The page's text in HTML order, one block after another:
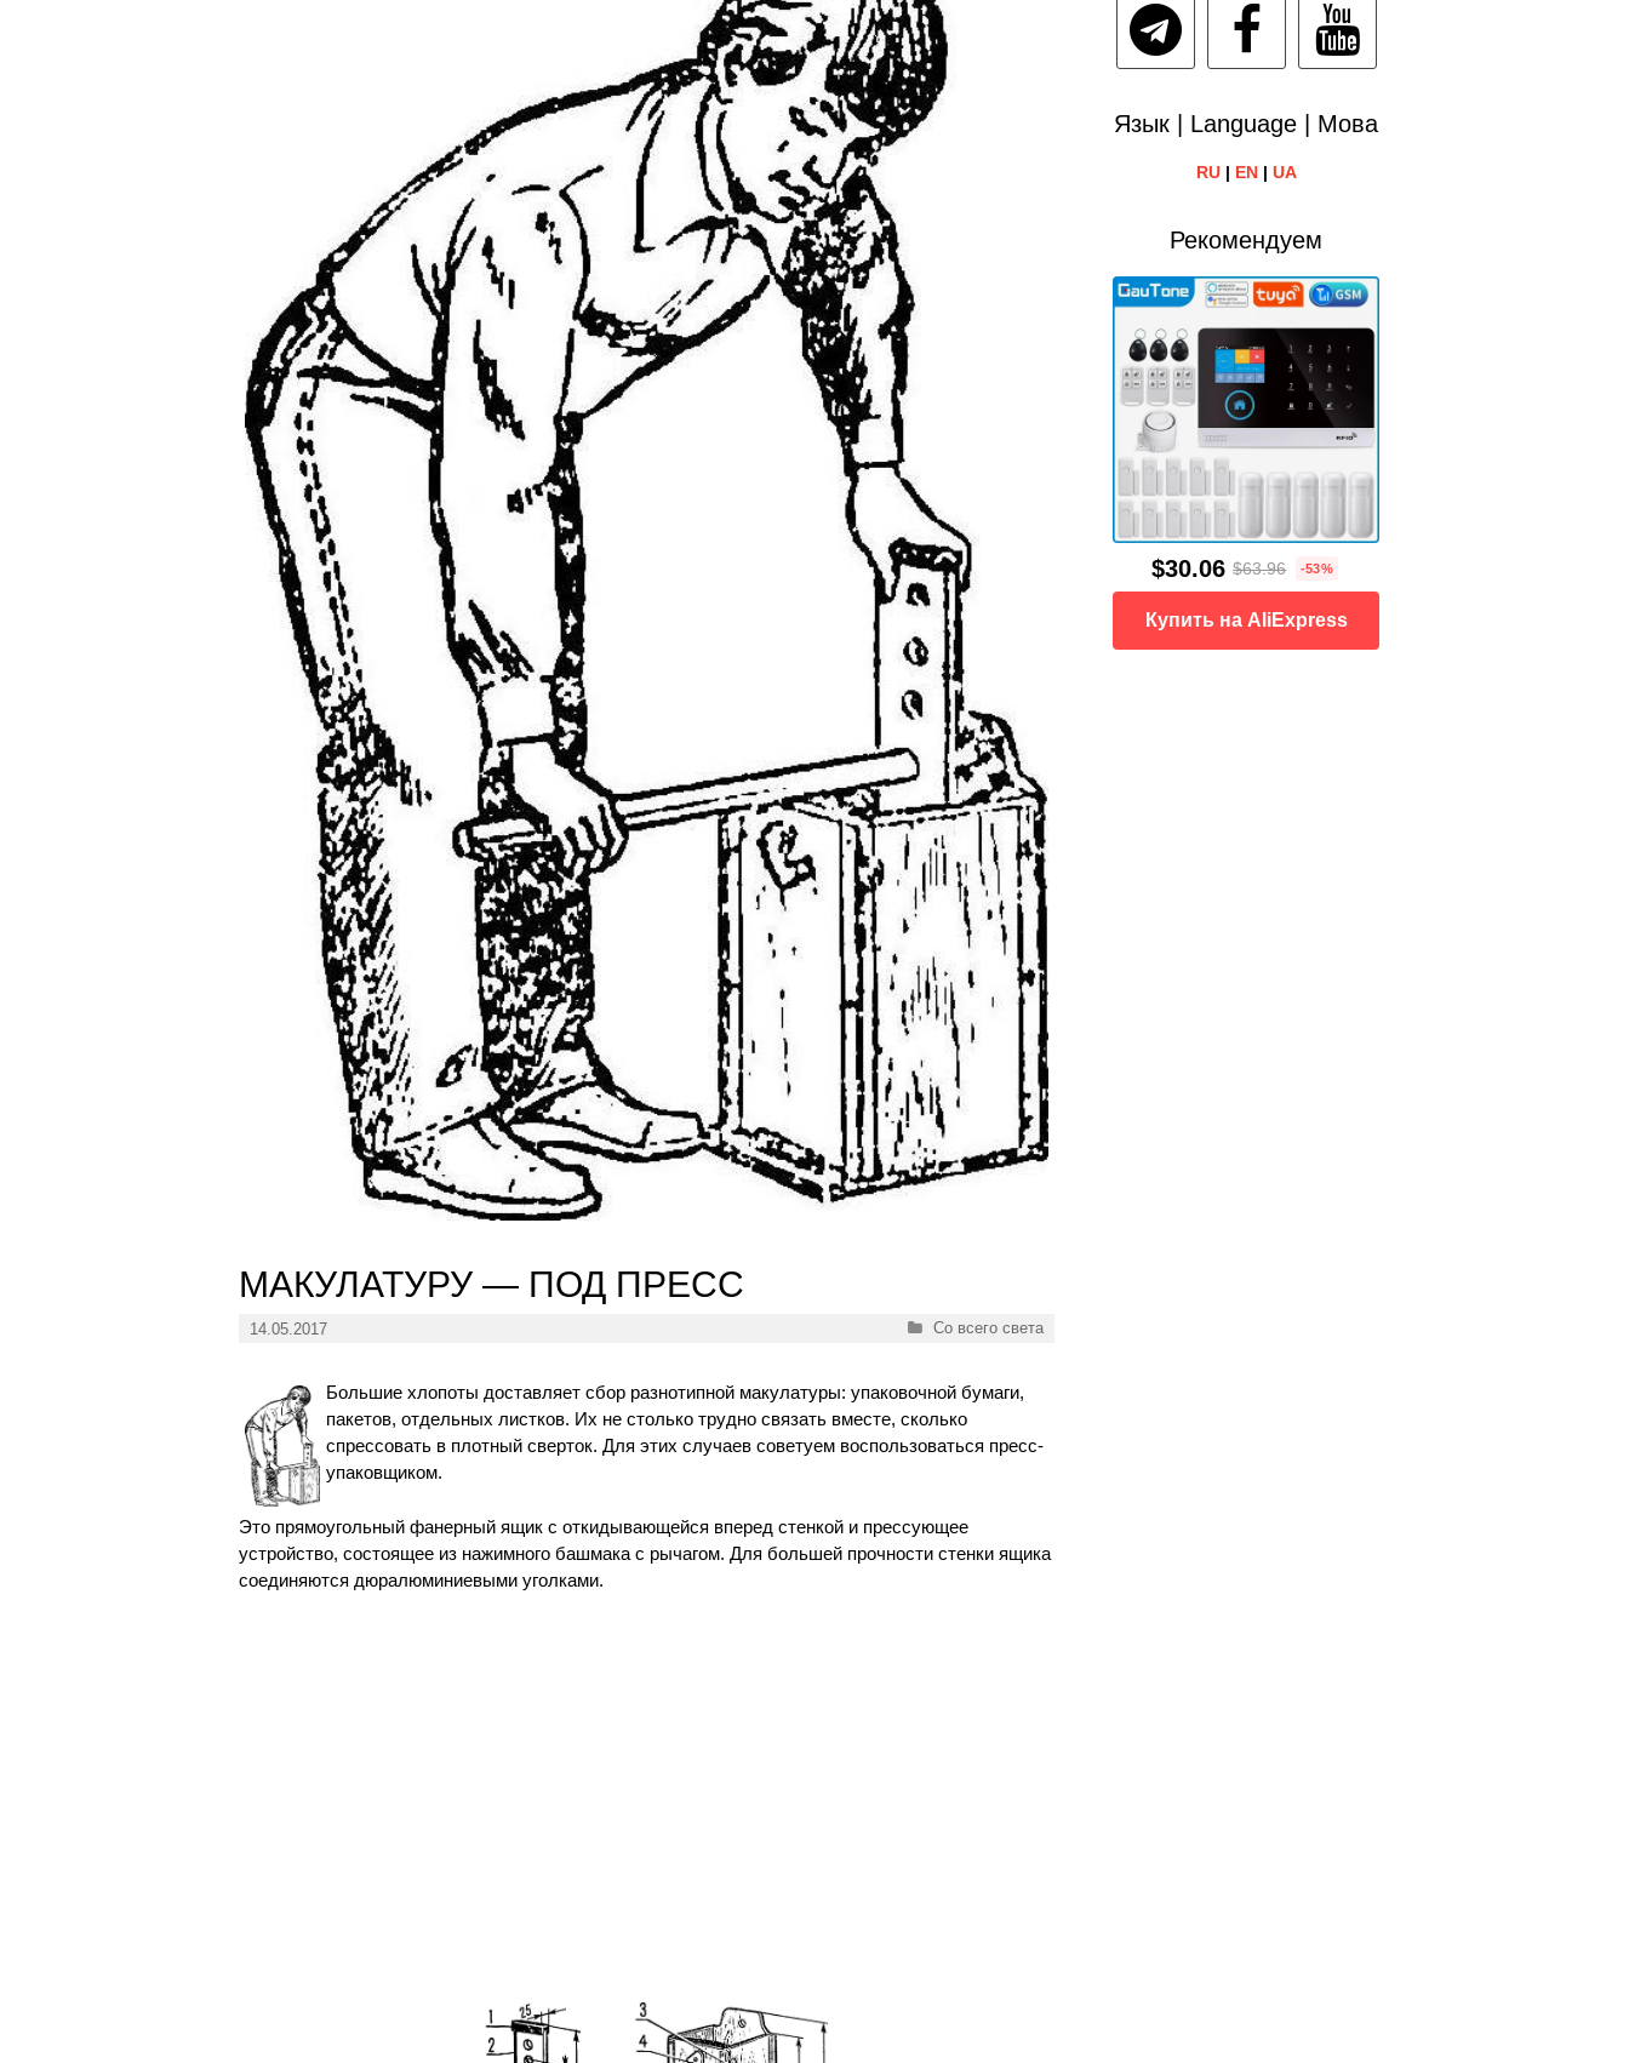
МАКУЛАТУРУ — ПОД ПРЕСС
14.05.2017 Рубрики
Со всего света
Большие хлопоты доставляет сбор разнотипной макулатуры: упаковочной бумаги,
пакетов, отдельных листков. Их не столько трудно связать вместе, сколько
спрессовать в плотный сверток. Для этих случаев советуем воспользоваться пресс-
упаковщиком.
Это прямоугольный фанерный ящик с откидывающейся вперед стенкой и прессующее
устройство, состоящее из нажимного башмака с рычагом. Для большей прочности стенки ящика
соединяются дюралюминиевыми уголками.
Язык | Language | Мова
RU| EN| UA
Рекомендуем
$30.06 $63.96 -53%
Купить на AliExpress